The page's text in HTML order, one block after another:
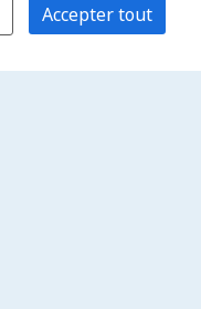
Accepter tout